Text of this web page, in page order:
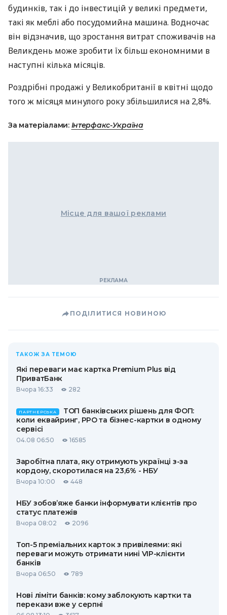
будинків, так і до інвестицій у великі предмети,
такі як меблі або посудомийна машина. Водночас
він відзначив, що зростання витрат споживачів на
Великдень може зробити їх більш економними в
наступні кілька місяців.
Роздрібні продажі у Великобританії в квітні щодо
того ж місяця минулого року збільшилися на 2,8%.
За матеріалами: Інтерфакс-Україна
Місце для вашої реклами
ПОДІЛИТИСЯ НОВИНОЮ
ТАКОЖ ЗА ТЕМОЮ
Які переваги має картка Premium Plus від
ПриватБанк
Вчора 16:33 282
ПАРТНЕРСЬКА
ТОП банківських рішень для ФОП:
коли еквайринг, РРО та бізнес-картки в одному
сервісі
04.08 06:50 16585
Заробітна плата, яку отримують українці з-за
кордону, скоротилася на 23,6% - НБУ
Вчора 10:00 448
НБУ зобов’яже банки інформувати клієнтів про
статус платежів
Вчора 08:02 2096
Топ-5 преміальних карток з привілеями: які
переваги можуть отримати нині VIP-клієнти
банків
Вчора 06:50 789
Нові ліміти банків: кому заблокують картки та
перекази вже у серпні